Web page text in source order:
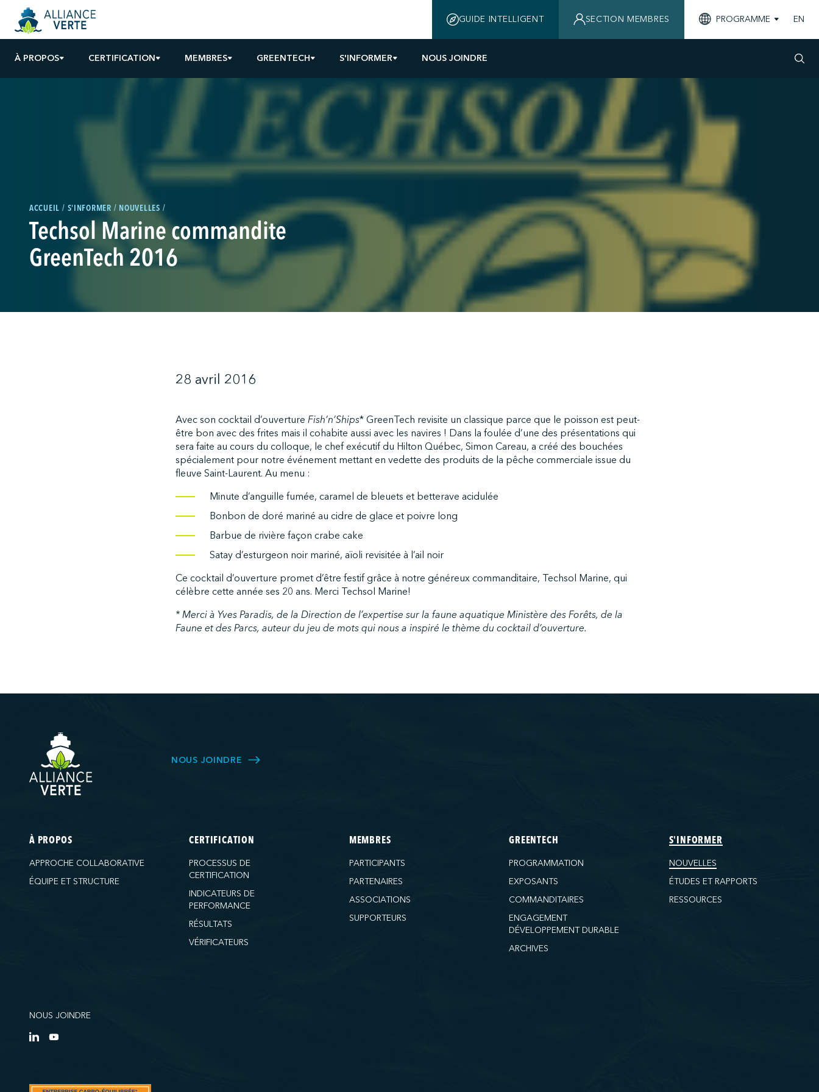
À PROPOS CERTIFICATION MEMBRES GREENTECH S'INFORMER NOUS JOINDRE
GUIDE INTELLIGENT SECTION MEMBRES PROGRAMME EN
ACCUEIL S'INFORMER NOUVELLES
Techsol Marine commandite
GreenTech 2016
28 avril 2016
Avec son cocktail d’ouverture Fish’n’Ships* GreenTech revisite un classique parce que le poisson est peut-
être bon avec des frites mais il cohabite aussi avec les navires ! Dans la foulée d’une des présentations qui
sera faite au cours du colloque, le chef exécutif du Hilton Québec, Simon Careau, a créé des bouchées
spécialement pour notre événement mettant en vedette des produits de la pêche commerciale issue du
fleuve Saint-Laurent. Au menu :
Minute d’anguille fumée, caramel de bleuets et betterave acidulée
Bonbon de doré mariné au cidre de glace et poivre long
Barbue de rivière façon crabe cake
Satay d’esturgeon noir mariné, aïoli revisitée à l’ail noir
Ce cocktail d’ouverture promet d’être festif grâce à notre généreux commanditaire, Techsol Marine, qui
célèbre cette année ses 20 ans. Merci Techsol Marine!
* Merci à Yves Paradis, de la Direction de l’expertise sur la faune aquatique Ministère des Forêts, de la
Faune et des Parcs, auteur du jeu de mots qui nous a inspiré le thème du cocktail d’ouverture.
NOUS JOINDRE
À PROPOS
APPROCHE COLLABORATIVE
ÉQUIPE ET STRUCTURE
CERTIFICATION
PROCESSUS DE
CERTIFICATION
INDICATEURS DE
PERFORMANCE
RÉSULTATS
VÉRIFICATEURS
MEMBRES
PARTICIPANTS
PARTENAIRES
ASSOCIATIONS
SUPPORTEURS
GREENTECH
PROGRAMMATION
EXPOSANTS
COMMANDITAIRES
ENGAGEMENT
DÉVELOPPEMENT DURABLE
ARCHIVES
S'INFORMER
NOUVELLES
ÉTUDES ET RAPPORTS
RESSOURCES
NOUS JOINDRE